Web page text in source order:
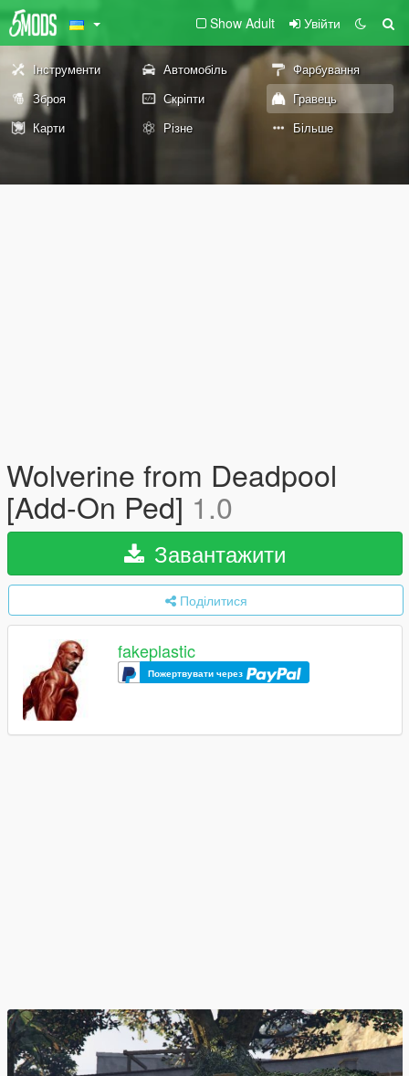
Show Adult Увійти
Інструменти Автомобіль
Фарбування
Зброя
Скріпти
Гравець
Карти
Різне Більше
Wolverine from Deadpool
[Add-On Ped] 1.0
Завантажити
Поділитися
fakeplastic
Пожертвувати через